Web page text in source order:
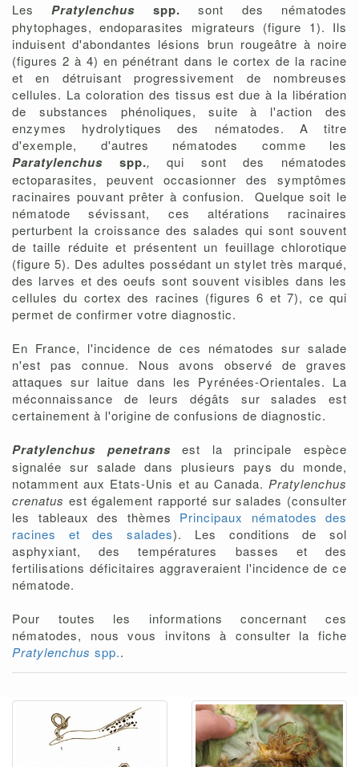
LesPratylenchus spp.sont des nématodes
phytophages, endoparasites migrateurs (figure 1). Ils
induisent d'abondantes lésions brun rougeâtre à noire
(figures 2 à 4) en pénétrant dans le cortex de la racine
et en détruisant progressivement de nombreuses
cellules. La coloration des tissus est due à la libération
de substances phénoliques, suite à l'action des
enzymes hydrolytiques des nématodes. A titre
d'exemple, d'autres nématodes comme les
Paratylenchus spp.,qui sont des nématodes
ectoparasites, peuvent occasionner des symptômes
racinaires pouvant prêter à confusion. Quelque soit le
nématode sévissant, ces altérations racinaires
perturbent la croissance des salades qui sont souvent
de taille réduite et présentent un feuillage chlorotique
(figure 5). Des adultes possédant un stylet très marqué,
des larves et des oeufs sont souvent visibles dans les
cellules du cortex des racines (figures 6 et 7), ce qui
permet de confirmer votre diagnostic.
En France, l'incidence de ces nématodes sur salade
n'est pas connue. Nous avons observé de graves
attaques sur laitue dans les Pyrénées-Orientales. La
méconnaissance de leurs dégâts sur salades est
certainement à l'origine de confusions de diagnostic.
Pratylenchus penetransest la principale espèce
signalée sur salade dans plusieurs pays du monde,
notamment aux Etats-Unis et au Canada. Pratylenchus
crenatus est également rapporté sur salades (consulter
les tableaux des thèmes Principaux nématodes des
racines et des salades). Les conditions de sol
asphyxiant, des températures basses et des
fertilisations déficitaires aggraveraient l'incidence de ce
nématode.
Pour toutes les informations concernant ces
nématodes, nous vous invitons à consulter la fiche
Pratylenchus spp..